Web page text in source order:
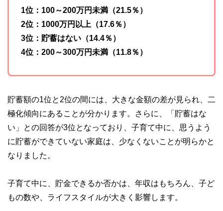
1位：100～200万円未満（21.5％）
2位：1000万円以上（17.6％）
3位：貯蓄はない（14.4％）
4位：200～300万円未満（11.8％）
貯蓄額の1位と2位の間には、大きな金額の差が見られ、二
極化傾向にあることが分かります。さらに、「貯蓄はな
い」との回答が3位となっており、子育て中に、思うよう
に貯蓄ができていない家庭は、少なくないことが明らかと
なりました。
子育て中に、貯金できるか否かは、年収はもちろん、子ど
もの数や、ライフスタイルが大きく影響します。